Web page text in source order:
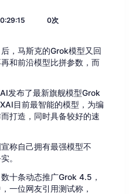
0次
，马斯克的Grok模型又回
和前沿模型比拼参数，而
发布了最新旗舰模型Grok
目前最智能的模型，为编
打造，同时具备较好的速
称自己拥有最强模型不
。
十条动态推广Grok 4.5，
一位网友引用测试称，